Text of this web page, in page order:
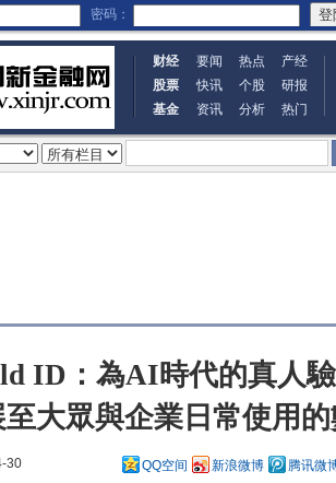
密码：
财经 要闻 热点
产经
股票
快讯 个股
研报
基金
资讯 分析 热门
ID：為AI時代的真人
至大眾與企業日常使用
30 QQ空间 新浪微博 腾讯微